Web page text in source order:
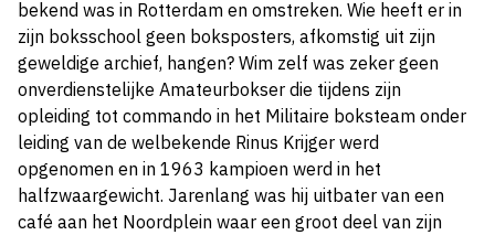
bekend was in Rotterdam en omstreken. Wie heeft er in
zijn boksschool geen boksposters, afkomstig uit zijn
geweldige archief, hangen? Wim zelf was zeker geen
onverdienstelijke Amateurbokser die tijdens zijn
opleiding tot commando in het Militaire boksteam onder
leiding van de welbekende Rinus Krijger werd
opgenomen en in 1963 kampioen werd in het
halfzwaargewicht. Jarenlang was hij uitbater van een
café aan het Noordplein waar een groot deel van zijn